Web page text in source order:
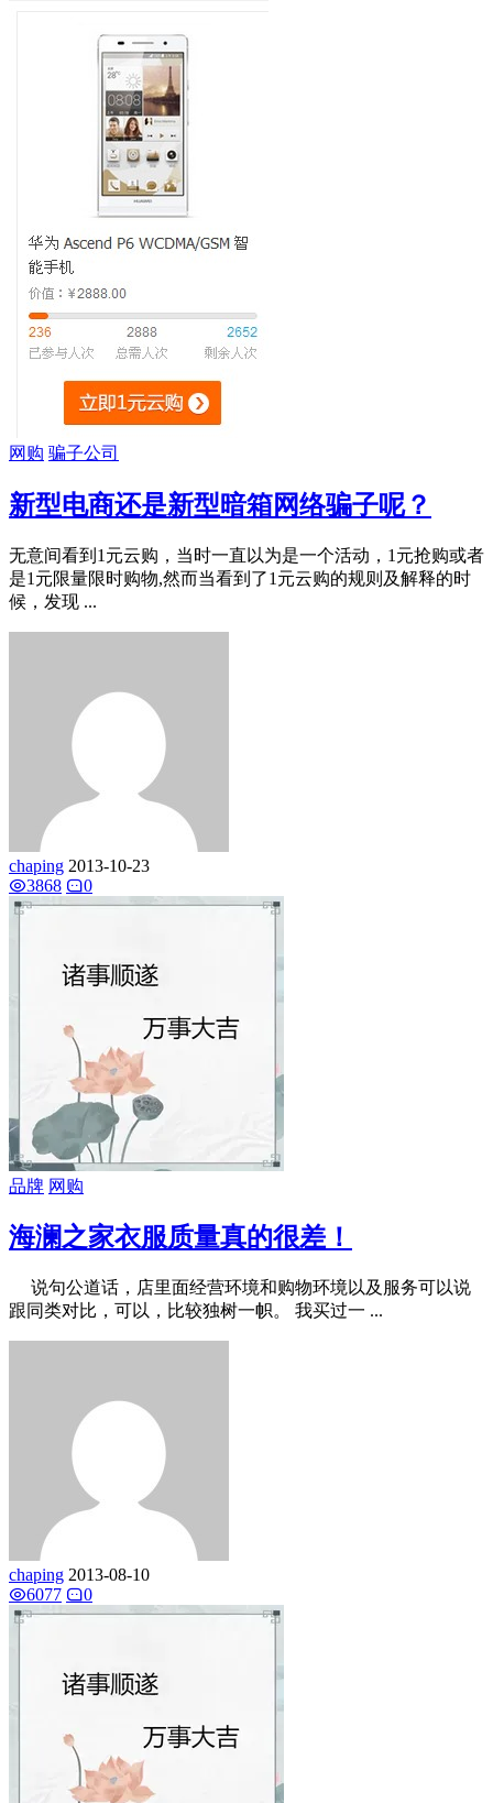
网购 骗子公司
新型电商还是新型暗箱网络骗子呢？
无意间看到1元云购，当时一直以为是一个活动，1元抢购或者
是1元限量限时购物,然而当看到了1元云购的规则及解释的时
候，发现 ...
chaping 2013-10-23
3868
0
品牌 网购
海澜之家衣服质量真的很差！
说句公道话，店里面经营环境和购物环境以及服务可以说
跟同类对比，可以，比较独树一帜。 我买过一 ...
chaping 2013-08-10
6077
0